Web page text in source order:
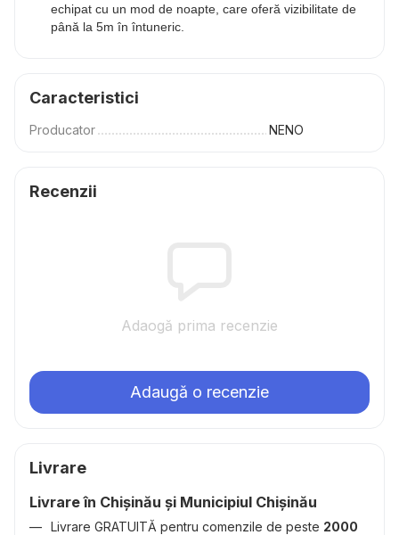
echipat cu un mod de noapte, care oferă vizibilitate de
până la 5m în întuneric.
Caracteristici
Producator NENO
Recenzii
Adaogă prima recenzie
Adaugă o recenzie
Livrare
Livrare în Chișinău și Municipiul Chișinău
Livrare GRATUITĂ pentru comenzile de peste 2000